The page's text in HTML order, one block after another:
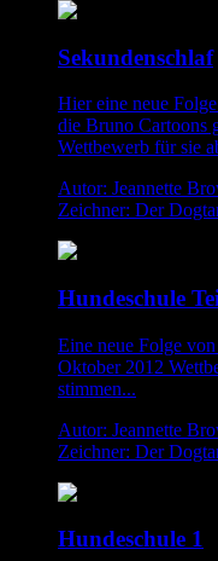
Sekundenschlaf
Hier eine neue
die Bruno Cartoons
Wettbewerb für sie
Autor: Jeannette
Zeichner: Der
Hundeschule
Eine neue Folge
Oktober 2012
stimmen...
Autor: Jeannette
Zeichner: Der
Hundeschule 1